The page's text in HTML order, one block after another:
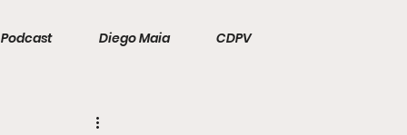
Podcast Diego Maia CDPV